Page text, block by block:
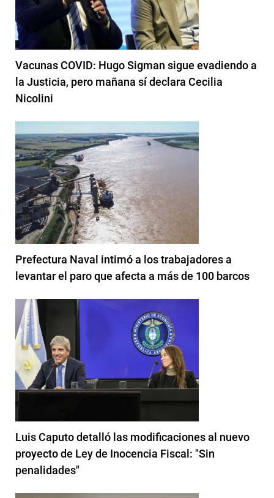
Vacunas COVID: Hugo Sigman sigue evadiendo a
la Justicia, pero mañana sí declara Cecilia
Nicolini
Prefectura Naval intimó a los trabajadores a
levantar el paro que afecta a más de 100 barcos
Luis Caputo detalló las modificaciones al nuevo
proyecto de Ley de Inocencia Fiscal: "Sin
penalidades"